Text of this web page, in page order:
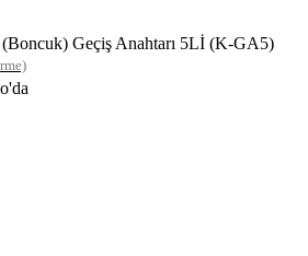
Geçiş Anahtarı 5Lİ (K-GA5)